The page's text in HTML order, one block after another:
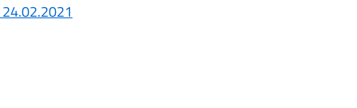
24.02.2021